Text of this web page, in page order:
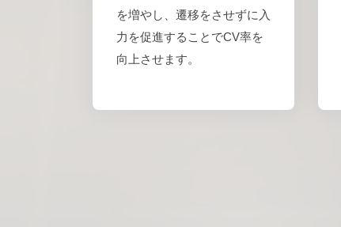
を増やし、遷移をさせずに入
力を促進することでCV率を
向上させます。